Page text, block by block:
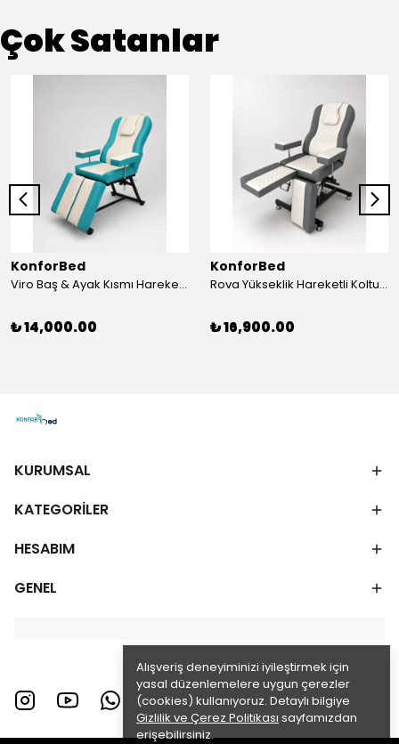
Alışveriş deneyiminizi iyileştirmek için
yasal düzenlemelere uygun çerezler
(cookies) kullanıyoruz. Detaylı bilgiye
Gizlilik ve Çerez Politikası sayfamızdan
erişebilirsiniz.
Çok Satanlar
KonforBed
Viro Baş & Ayak Kısmı Hareketli Koltuk Çift Bacaklı
₺ 14,000.00
KonforBed
Rova Yükseklik Hareketli Koltuk (Hidrolik) Beyaz-Gri
₺ 16,900.00
KURUMSAL
KATEGORİLER
HESABIM
GENEL